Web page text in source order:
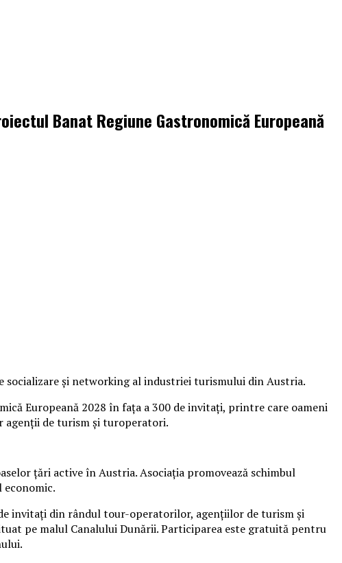
Banat Regiune Gastronomică Europeană
socializare și networking al industriei turismului din Austria.
Europeană 2028 în fața a 300 de invitați, printre care oameni
agenții de turism și turoperatori.
țări active în Austria. Asociația promovează schimbul
invitați din rândul tour-operatorilor, agențiilor de turism și
pe malul Canalului Dunării. Participarea este gratuită pentru